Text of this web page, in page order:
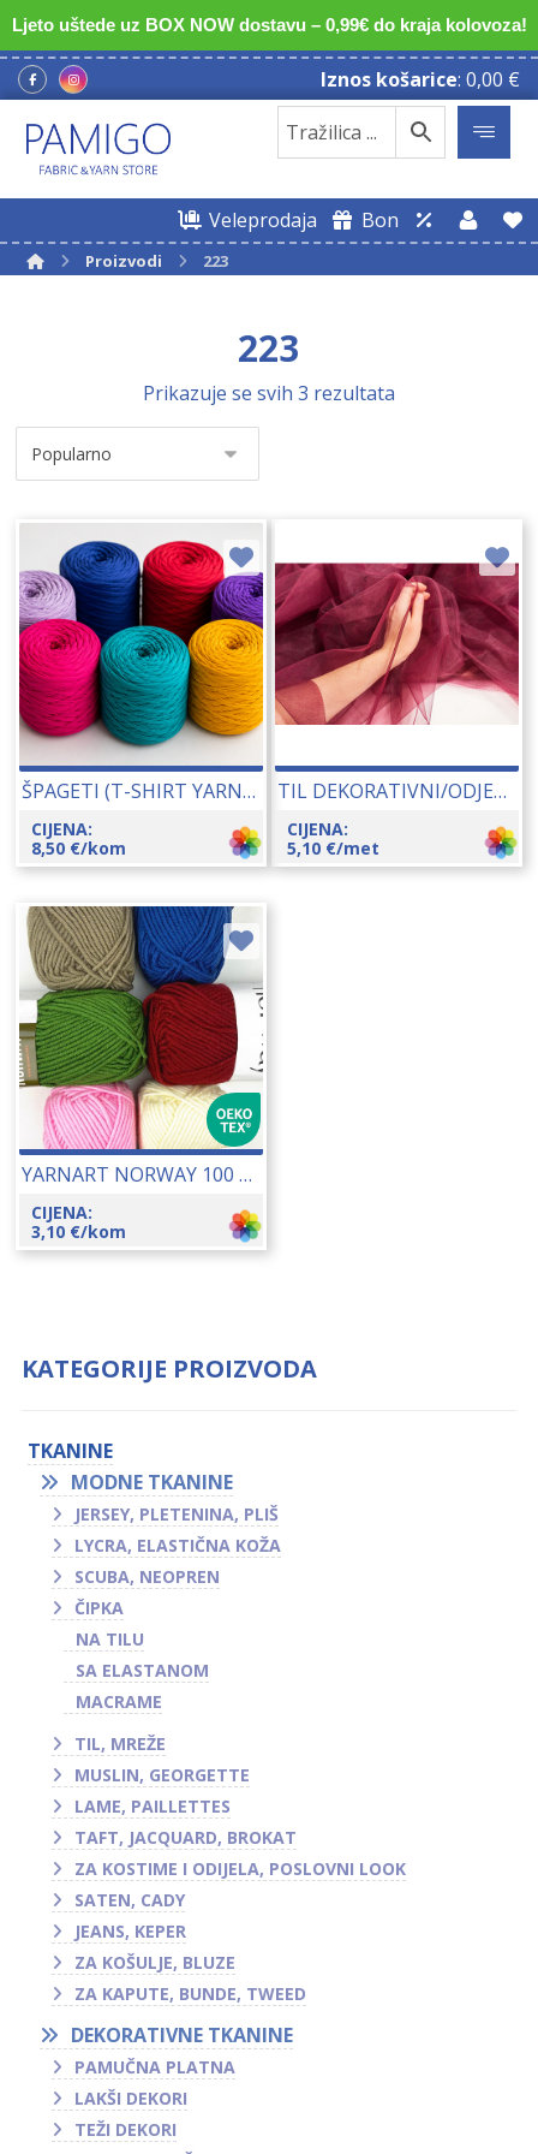
Ljeto uštede uz BOX NOW dostavu – 0,99€ do kraja kolovoza!
Iznos košarice: 0,00 €
Veleprodaja Bon
Proizvodi 223
223
Prikazuje se svih 3 rezultata
ŠPAGETI (T-SHIRT YARN) 550-650 GR 15100
CIJENA:
8,50 €/kom
TIL DEKORATIVNI/ODJEVNI 275-300 CM 12111
CIJENA:
5,10 €/met
YARNART NORWAY 100 GR 24087
CIJENA:
3,10 €/kom
KATEGORIJE PROIZVODA
TKANINE
MODNE TKANINE
JERSEY, PLETENINA, PLIŠ
LYCRA, ELASTIČNA KOŽA
SCUBA, NEOPREN
ČIPKA
NA TILU
SA ELASTANOM
MACRAME
TIL, MREŽE
MUSLIN, GEORGETTE
LAME, PAILLETTES
TAFT, JACQUARD, BROKAT
ZA KOSTIME I ODIJELA, POSLOVNI LOOK
SATEN, CADY
JEANS, KEPER
ZA KOŠULJE, BLUZE
ZA KAPUTE, BUNDE, TWEED
DEKORATIVNE TKANINE
PAMUČNA PLATNA
LAKŠI DEKORI
TEŽI DEKORI